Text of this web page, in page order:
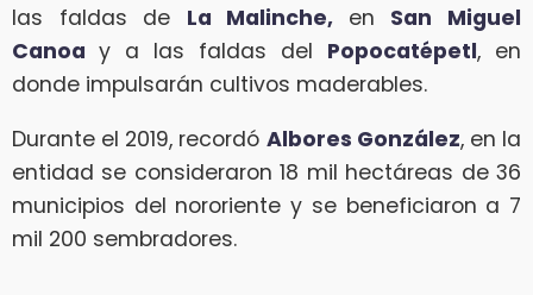
las faldas de La Malinche, en San Miguel
Canoa y a las faldas del Popocatépetl, en
donde impulsarán cultivos maderables.
Durante el 2019, recordó Albores González, en la
entidad se consideraron 18 mil hectáreas de 36
municipios del nororiente y se beneficiaron a 7
mil 200 sembradores.